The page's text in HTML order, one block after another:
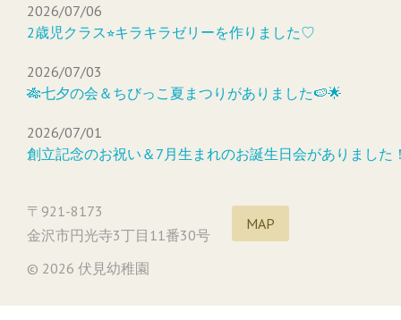
2026/07/06
2歳児クラス⭐︎キラキラゼリーを作りました♡
2026/07/03
🎋七夕の会＆ちびっこ夏まつりがありました🍉🌟
2026/07/01
創立記念のお祝い＆7月生まれのお誕生日会がありました
〒921-8173
金沢市円光寺3丁目11番30号
MAP
© 2026 伏見幼稚園